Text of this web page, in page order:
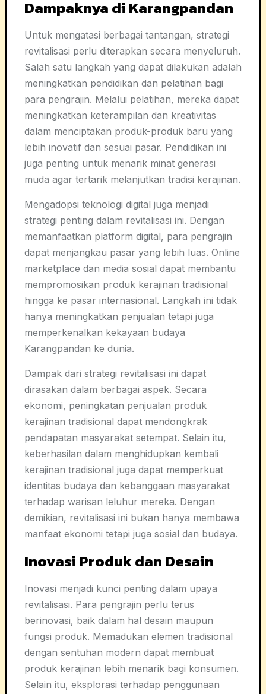
Dampaknya di Karangpandan
Untuk mengatasi berbagai tantangan, strategi
revitalisasi perlu diterapkan secara menyeluruh.
Salah satu langkah yang dapat dilakukan adalah
meningkatkan pendidikan dan pelatihan bagi
para pengrajin. Melalui pelatihan, mereka dapat
meningkatkan keterampilan dan kreativitas
dalam menciptakan produk-produk baru yang
lebih inovatif dan sesuai pasar. Pendidikan ini
juga penting untuk menarik minat generasi
muda agar tertarik melanjutkan tradisi kerajinan.
Mengadopsi teknologi digital juga menjadi
strategi penting dalam revitalisasi ini. Dengan
memanfaatkan platform digital, para pengrajin
dapat menjangkau pasar yang lebih luas. Online
marketplace dan media sosial dapat membantu
mempromosikan produk kerajinan tradisional
hingga ke pasar internasional. Langkah ini tidak
hanya meningkatkan penjualan tetapi juga
memperkenalkan kekayaan budaya
Karangpandan ke dunia.
Dampak dari strategi revitalisasi ini dapat
dirasakan dalam berbagai aspek. Secara
ekonomi, peningkatan penjualan produk
kerajinan tradisional dapat mendongkrak
pendapatan masyarakat setempat. Selain itu,
keberhasilan dalam menghidupkan kembali
kerajinan tradisional juga dapat memperkuat
identitas budaya dan kebanggaan masyarakat
terhadap warisan leluhur mereka. Dengan
demikian, revitalisasi ini bukan hanya membawa
manfaat ekonomi tetapi juga sosial dan budaya.
Inovasi Produk dan Desain
Inovasi menjadi kunci penting dalam upaya
revitalisasi. Para pengrajin perlu terus
berinovasi, baik dalam hal desain maupun
fungsi produk. Memadukan elemen tradisional
dengan sentuhan modern dapat membuat
produk kerajinan lebih menarik bagi konsumen.
Selain itu, eksplorasi terhadap penggunaan